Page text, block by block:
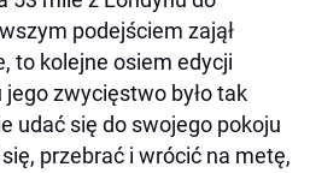
podejściem zajął
to kolejne osiem edycji
zwycięstwo było tak
udać się do swojego pokoju
przebrać i wrócić na metę,